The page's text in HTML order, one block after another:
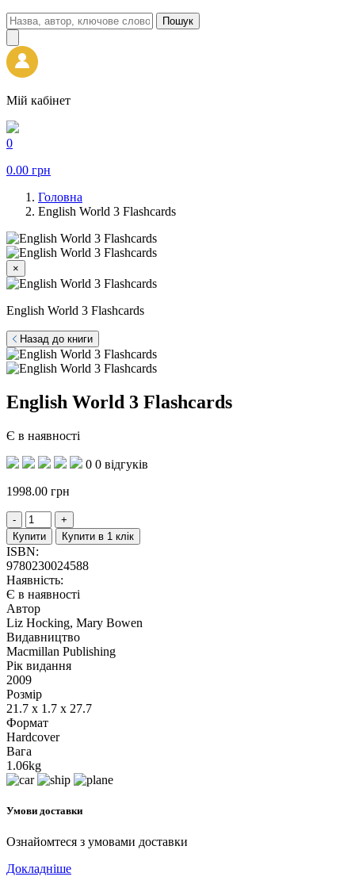
Пошук
Мій кабінет
0
0.00 грн
Головна
English World 3 Flashcards
×
English World 3 Flashcards
Назад до книги
English World 3 Flashcards
Є в наявності
0 0 відгуків
1998.00 грн
Купити Купити в 1 клік
ISBN:
9780230024588
Наявність:
Є в наявності
Автор
Liz Hocking, Mary Bowen
Видавництво
Macmillan Publishing
Рік видання
2009
Розмір
21.7 x 1.7 x 27.7
Формат
Hardcover
Вага
1.06kg
Умови доставки
Ознайомтеся з умовами доставки
Докладніше